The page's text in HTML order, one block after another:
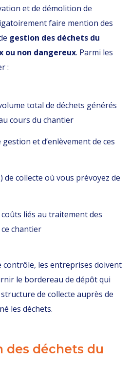
et de démolition de
faire mention des
gestion des déchets du
ou non dangereux. Parmi les
:
total de déchets générés
cours du chantier
et d’enlèvement de ces
de collecte où vous prévoyez de
coûts liés au traitement des
chantier
contrôle, les entreprises doivent
le bordereau de dépôt qui
de collecte auprès de
les déchets.
des déchets du